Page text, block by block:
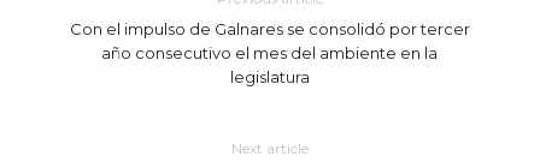
Con el impulso de Galnares se consolidó por tercer
año consecutivo el mes del ambiente en la
legislatura
Next article